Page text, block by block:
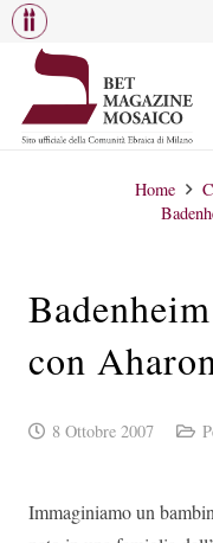
Home
con
8 Ottobre 2007
Immaginiamo un